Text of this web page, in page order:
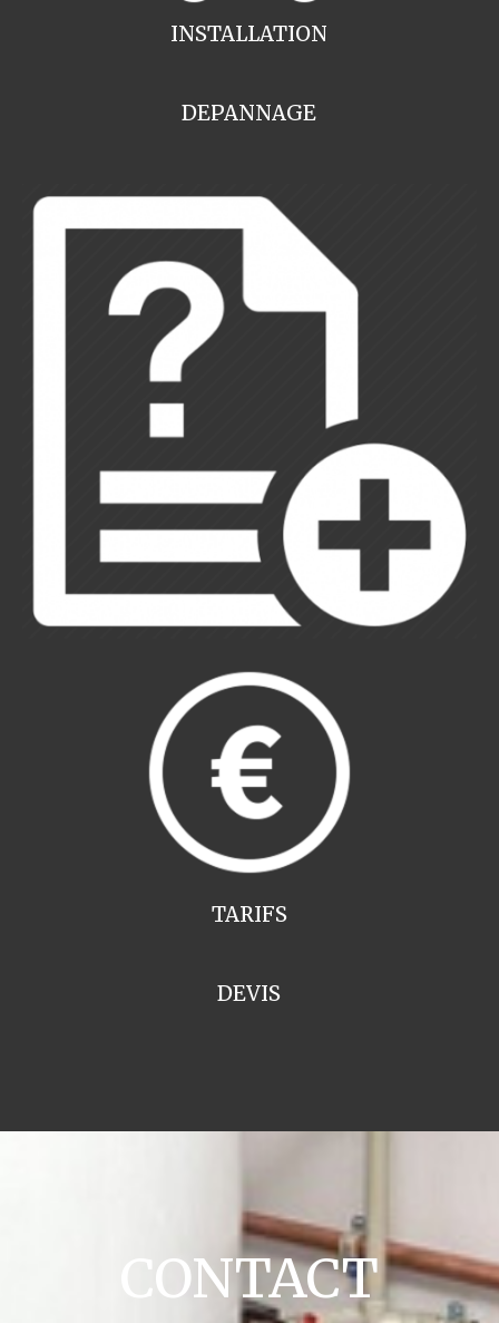
INSTALLATION
DEPANNAGE
TARIFS
DEVIS
CONTACT